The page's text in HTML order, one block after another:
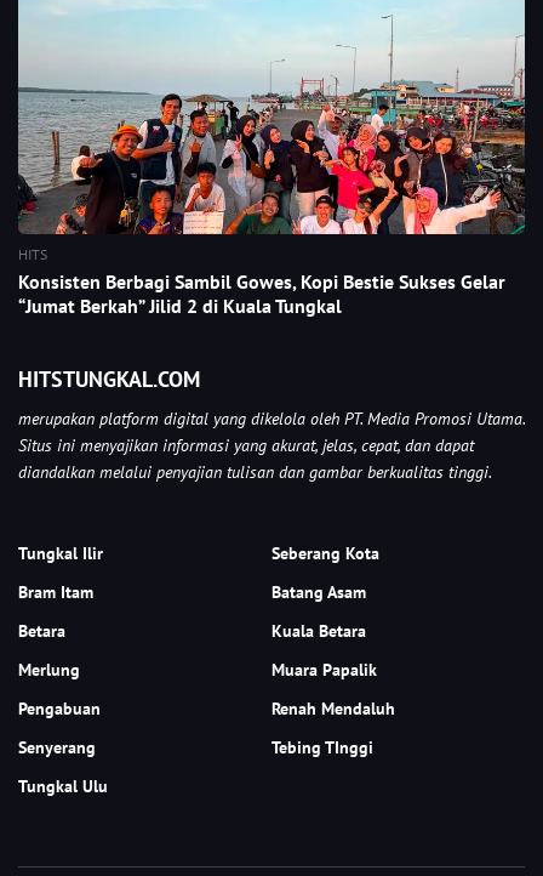
HITS
Konsisten Berbagi Sambil Gowes, Kopi Bestie Sukses Gelar
“Jumat Berkah” Jilid 2 di Kuala Tungkal
HITSTUNGKAL.COM
merupakan platform digital yang dikelola oleh PT. Media Promosi Utama.
Situs ini menyajikan informasi yang akurat, jelas, cepat, dan dapat
diandalkan melalui penyajian tulisan dan gambar berkualitas tinggi.
Tungkal Ilir
Seberang Kota
Bram Itam
Batang Asam
Betara
Kuala Betara
Merlung
Muara Papalik
Pengabuan
Renah Mendaluh
Senyerang
Tebing TInggi
Tungkal Ulu